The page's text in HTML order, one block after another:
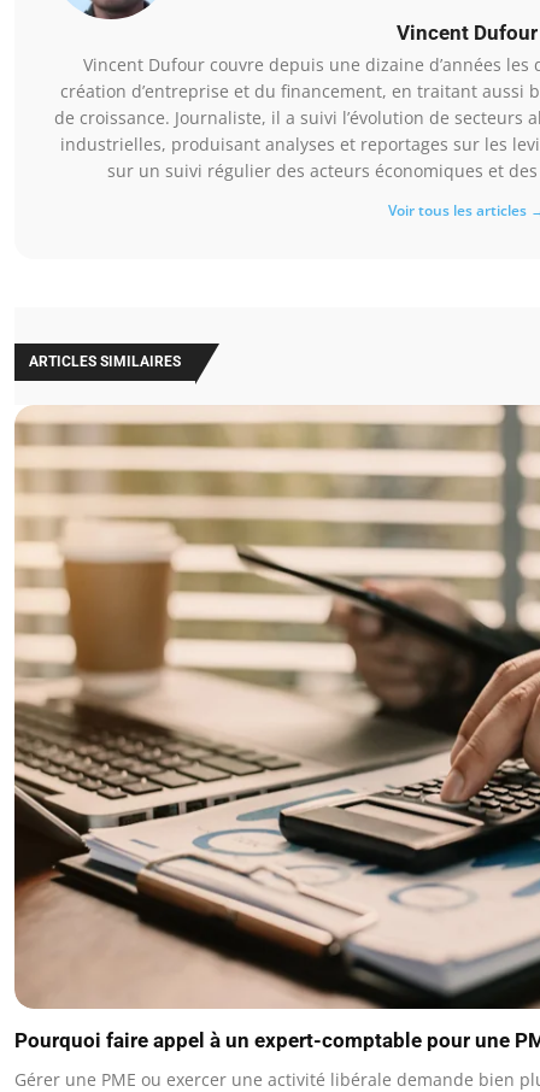
Vincent Dufour
Vincent Dufour couvre depuis une dizaine d’années
création d’entreprise et du financement, en traitant aussi
de croissance. Journaliste, il a suivi l’évolution de secteurs
industrielles, produisant analyses et reportages sur les
sur un suivi régulier des acteurs économiques et
Voir tous les articles
ARTICLES SIMILAIRES
Pourquoi faire appel à un expert-comptable pour une
Gérer une PME ou exercer une activité libérale demande bien